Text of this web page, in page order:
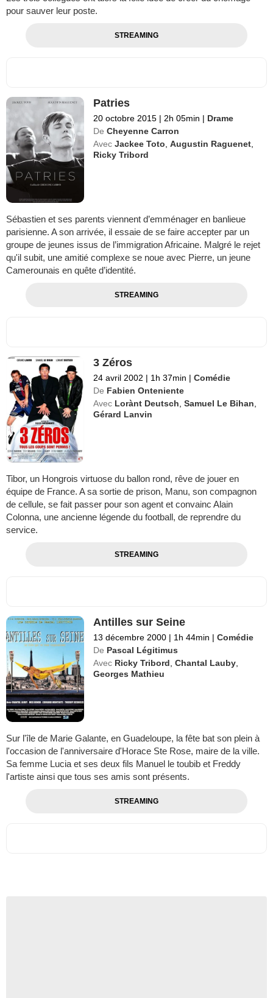
pour sauver leur poste.
STREAMING
Patries
20 octobre 2015 | 2h 05min | Drame
De Cheyenne Carron
Avec Jackee Toto ,Augustin Raguenet
Ricky Tribord
Sébastien et ses parents viennent d’emménager en banlieue
parisienne. A son arrivée, il essaie de se faire accepter par un
groupe de jeunes issus de l’immigration Africaine. Malgré le rejet
qu'il subit, une amitié complexe se noue avec Pierre, un jeune
Camerounais en quête d’identité.
STREAMING
3 Zéros
24 avril 2002 | 1h 37min | Comédie
De Fabien Onteniente
Avec Lorànt Deutsch ,Samuel Le Bihan
Gérard Lanvin
Tibor, un Hongrois virtuose du ballon rond, rêve de jouer en
équipe de France. A sa sortie de prison, Manu, son compagnon
de cellule, se fait passer pour son agent et convainc Alain
Colonna, une ancienne légende du football, de reprendre du
service.
STREAMING
Antilles sur Seine
13 décembre 2000 | 1h 44min | Comédie
De Pascal Légitimus
Avec Ricky Tribord ,Chantal Lauby
Georges Mathieu
Sur l'île de Marie Galante, en Guadeloupe, la fête bat son plein à
l'occasion de l'anniversaire d'Horace Ste Rose, maire de la ville.
Sa femme Lucia et ses deux fils Manuel le toubib et Freddy
l'artiste ainsi que tous ses amis sont présents.
STREAMING